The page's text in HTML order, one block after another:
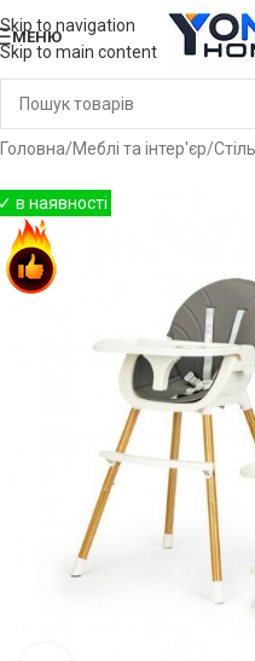
Skip to navigation
Skip to main content
МЕНЮ
Головна/Меблі та інтер'єр/